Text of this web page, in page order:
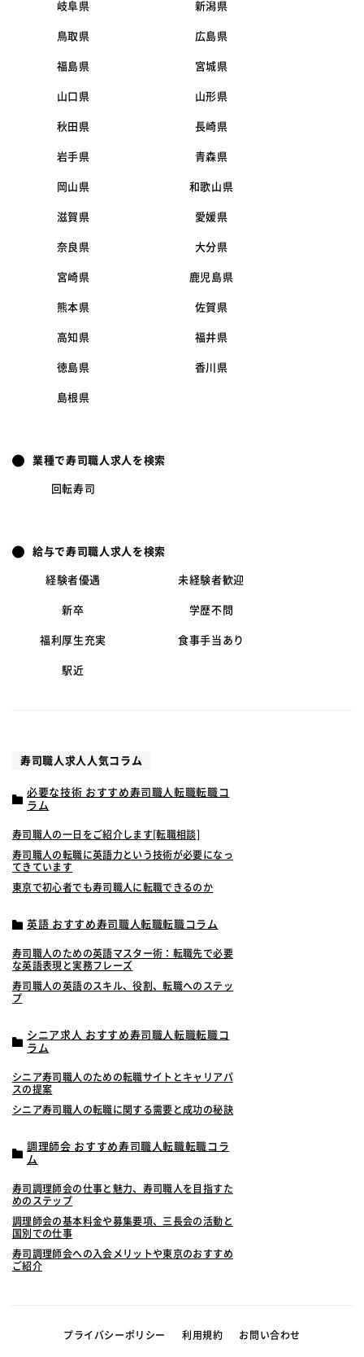
岐阜県 新潟県
鳥取県 広島県
福島県 宮城県
山口県 山形県
秋田県 長崎県
岩手県 青森県
岡山県 和歌山県
滋賀県 愛媛県
奈良県 大分県
宮崎県 鹿児島県
熊本県 佐賀県
高知県 福井県
徳島県 香川県
島根県
業種で寿司職人求人を検索
回転寿司
給与で寿司職人求人を検索
経験者優遇 未経験者歓迎
新卒 学歴不問
福利厚生充実 食事手当あり
駅近
寿司職人求人人気コラム
必要な技術 おすすめ寿司職人転職転職コ
ラム
寿司職人の一日をご紹介します[転職相談]
寿司職人の転職に英語力という技術が必要になっ
てきています
東京で初心者でも寿司職人に転職できるのか
英語 おすすめ寿司職人転職転職コラム
寿司職人のための英語マスター術：転職先で必要
な英語表現と実務フレーズ
寿司職人の英語のスキル、役割、転職へのステッ
プ
シニア求人 おすすめ寿司職人転職転職コ
ラム
シニア寿司職人のための転職サイトとキャリアパ
スの提案
シニア寿司職人の転職に関する需要と成功の秘訣
調理師会 おすすめ寿司職人転職転職コラ
ム
寿司調理師会の仕事と魅力、寿司職人を目指すた
めのステップ
調理師会の基本料金や募集要項、三長会の活動と
国別での仕事
寿司調理師会への入会メリットや東京のおすすめ
ご紹介
プライバシーポリシー 利用規約 お問い合わせ